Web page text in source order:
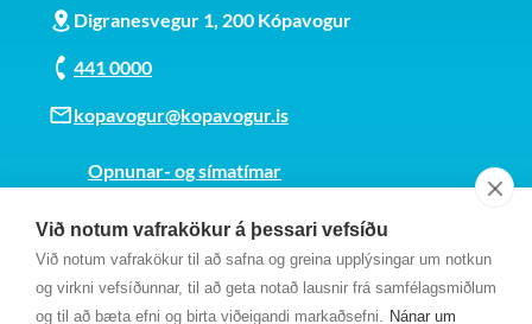
Við notum vafrakökur á þessari vefsíðu
Við notum vafrakökur til að safna og greina upplýsingar um notkun
og virkni vefsíðunnar, til að geta notað lausnir frá samfélagsmiðlum
og til að bæta efni og birta viðeigandi markaðsefni. Nánar um
Digranesvegur 1, 200 Kópavogur
441 0000
kopavogur@kopavogur.is
Opnunar- og símatímar
Kt. 700169-3759
Fundarmannagátt